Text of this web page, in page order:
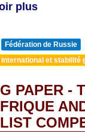
plus
Fédération de Russie
et stabilité
PAPER -